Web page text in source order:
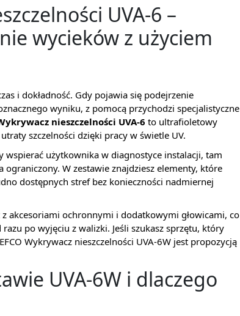
UVA-6 –
wycieków z użyciem
i dokładność. Gdy pojawia się podejrzenie
wyniku, z pomocą przychodzi specjalistyczne
nieszczelności UVA-6 to ultrafioletowy
szczelności dzięki pracy w świetle UV.
wspierać użytkownika w diagnostyce instalacji, tam
W zestawie znajdziesz elementy, które
dostępnych stref bez konieczności nadmiernej
akcesoriami ochronnymi i dodatkowymi głowicami, co
po wyjęciu z walizki. Jeśli szukasz sprzętu, który
Wykrywacz nieszczelności UVA-6W jest propozycją
UVA-6W i dlaczego